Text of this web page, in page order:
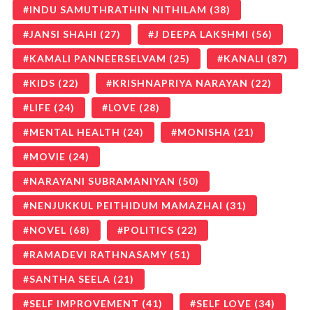
INDU SAMUTHRATHIN NITHILAM (38)
JANSI SHAHI (27) J DEEPA LAKSHMI (56)
KAMALI PANNEERSELVAM (25) KANALI (87)
KIDS (22) KRISHNAPRIYA NARAYAN (22)
LIFE (24) LOVE (28)
MENTAL HEALTH (24) MONISHA (21)
MOVIE (24)
NARAYANI SUBRAMANIYAN (50)
NENJUKKUL PEITHIDUM MAMAZHAI (31)
NOVEL (68) POLITICS (22)
RAMADEVI RATHNASAMY (51)
SANTHA SEELA (21)
SELF IMPROVEMENT (41) SELF LOVE (34)